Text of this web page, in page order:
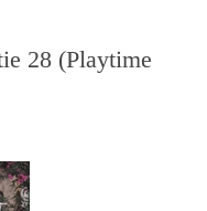
28 (Playtime